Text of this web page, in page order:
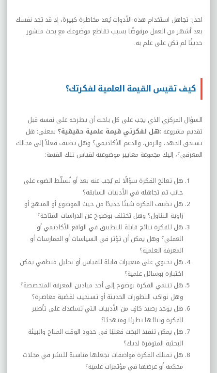
احذر: تجاهل استخدام هذه الأدوات يُعد مخاطرة كبيرة، إذ قد تجد نفسك
بعد أشهر من العمل مرفوضًا بسبب تقاطع موضوعك مع بحث منشور
حديثًا لم تكن على علم به.
كيف تقيس القيمة العلمية لفكرتك؟
السؤال المركزي الذي يجب على كل باحث أن يطرحه على نفسه قبل
تقديم مشروعه :هل لفكرتي قيمة علمية حقيقية؟ بمعنى: هل
تستحق الجهد، والزمن، والدعم الأكاديمي؟ وهل تضيف فعلاً إلى مجالك
المعرفي؟، إليك مجموعة معايير موضوعية لقياس تلك القيمة:
هل تعالج الفكرة سؤالًا لم يُجب عنه بعد أو تُسلّط الضوء على
جانب تم تجاهله في الأدبيات السابقة؟
هل تضيف الفكرة شيئًا جديدًا من حيث الموضوع أو المنهج أو
زاوية التناول؟ وهل تختلف بوضوح عن الدراسات المتاحة؟
هل للفكرة نتائج قابلة للتطبيق في الواقع الأكاديمي أو
العملي؟ وهل يمكن أن تؤثر في السياسات أو الممارسات أو
المعرفة العلمية؟
هل تحتوي على متغيرات قابلة للقياس أو تحليل منطقي يمكن
اختباره بوسائل علمية؟
هل تنتمي الفكرة بوضوح إلى أحد ميادين المعرفة المتخصصة؟
وهل تواكب التطورات الحديثة أو تستجيب لقضية معاصرة؟
هل يوجد رصيد كافٍ من الأدبيات التي تساعدك على تأطير
الفكرة وبنائها نظريًا ومنهجيًا؟
هل يمكن تنفيذ البحث فعليًا في حدود الوقت المتاح والبيئة
البحثية المتوفرة لديك؟
هل تمتلك الفكرة مواصفات تجعلها مناسبة للنشر في مجلات
محكمة أو عرضها في مؤتمرات علمية؟